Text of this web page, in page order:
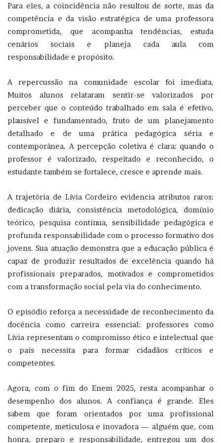
Para eles, a coincidência não resultou de sorte, mas da
competência e da visão estratégica de uma professora
comprometida, que acompanha tendências, estuda
cenários sociais e planeja cada aula com
responsabilidade e propósito.
A repercussão na comunidade escolar foi imediata.
Muitos alunos relataram sentir-se valorizados por
perceber que o conteúdo trabalhado em sala é efetivo,
plausível e fundamentado, fruto de um planejamento
detalhado e de uma prática pedagógica séria e
contemporânea. A percepção coletiva é clara: quando o
professor é valorizado, respeitado e reconhecido, o
estudante também se fortalece, cresce e aprende mais.
A trajetória de Lívia Cordeiro evidencia atributos raros:
dedicação diária, consistência metodológica, domínio
teórico, pesquisa contínua, sensibilidade pedagógica e
profunda responsabilidade com o processo formativo dos
jovens. Sua atuação demonstra que a educação pública é
capaz de produzir resultados de excelência quando há
profissionais preparados, motivados e comprometidos
com a transformação social pela via do conhecimento.
O episódio reforça a necessidade de reconhecimento da
docência como carreira essencial: professores como
Lívia representam o compromisso ético e intelectual que
o país necessita para formar cidadãos críticos e
competentes.
Agora, com o fim do Enem 2025, resta acompanhar o
desempenho dos alunos. A confiança é grande. Eles
sabem que foram orientados por uma profissional
competente, meticulosa e inovadora — alguém que, com
honra, preparo e responsabilidade, entregou um dos